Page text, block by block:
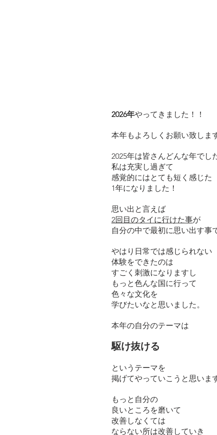
2026年やってきました！！
本年もよろしくお願い致しま
2025年は皆さんどんな年でし
私は充実し過ぎて
感覚的にはとても短く感じた
1年になりました！
思い出と言えば
2回目のタイに行けた事が
自分の中で最初に思い出す事
やはり日常では感じられない
体験をできたのは
すごく刺激になりますし
もっと色んな国に行って
色々な文化を
学びたいなと思いました。
本年の自分のテーマは
駆け抜ける
というテーマを
掲げてやっていこうと思いま
もっと自分の
良いところを磨いて
改善しなくては
ならない所は改善していき